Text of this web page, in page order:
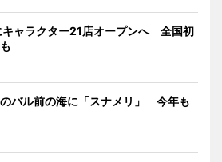
キャラクター21店オープンへ 全国初
バル前の海に「スナメリ」 今年も